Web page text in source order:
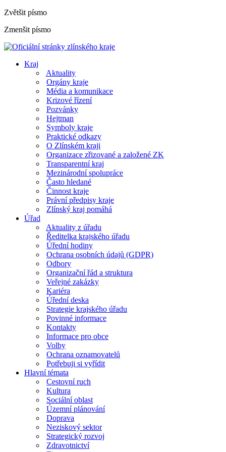
Zvětšit písmo
Zmenšit písmo
Kraj
Aktuality
Orgány kraje
Média a komunikace
Krizové řízení
Pozvánky
Hejtman
Symboly kraje
Praktické odkazy
O Zlínském kraji
Organizace zřizované a založené ZK
Transparentní kraj
Mezinárodní spolupráce
Často hledané
Činnost kraje
Právní předpisy kraje
Zlínský kraj pomáhá
Úřad
Aktuality z úřadu
Ředitelka krajského úřadu
Úřední hodiny
Ochrana osobních údajů (GDPR)
Odbory
Organizační řád a struktura
Veřejné zakázky
Kariéra
Úřední deska
Strategie krajského úřadu
Povinné informace
Kontakty
Informace pro obce
Volby
Ochrana oznamovatelů
Potřebuji si vyřídit
Hlavní témata
Cestovní ruch
Kultura
Sociální oblast
Územní plánování
Doprava
Neziskový sektor
Strategický rozvoj
Zdravotnictví